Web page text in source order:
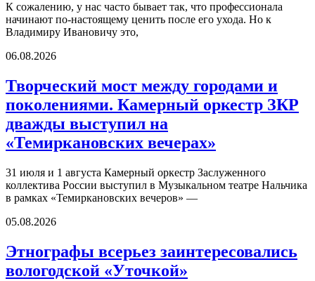
К сожалению, у нас часто бывает так, что профессионала
начинают по-настоящему ценить после его ухода. Но к
Владимиру Ивановичу это,
06.08.2026
Творческий мост между городами и
поколениями. Камерный оркестр ЗКР
дважды выступил на
«Темиркановских вечерах»
31 июля и 1 августа Камерный оркестр Заслуженного
коллектива России выступил в Музыкальном театре Нальчика
в рамках «Темиркановских вечеров» —
05.08.2026
Этнографы всерьез заинтересовались
вологодской «Уточкой»